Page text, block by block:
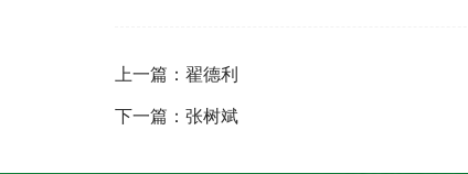
上一篇：翟德利
下一篇：张树斌